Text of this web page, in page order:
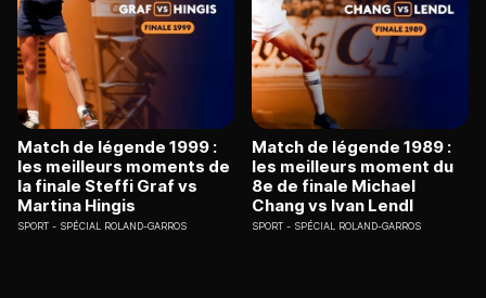
Match de légende 1999 :
les meilleurs moments de
la finale Steffi Graf vs
Martina Hingis
SPORT SPÉCIAL ROLAND-GARROS
Match de légende 1989 :
les meilleurs moment du
8e de finale Michael
Chang vs Ivan Lendl
SPORT SPÉCIAL ROLAND-GARROS